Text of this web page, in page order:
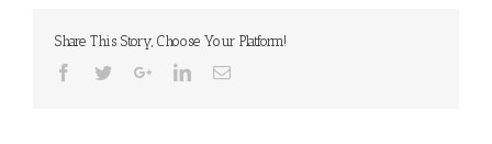
Share This Story, Choose Your Platform!